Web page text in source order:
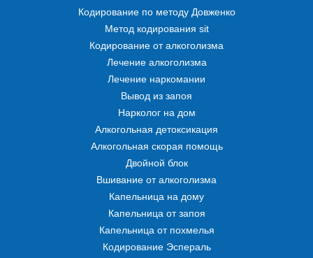
Кодирование по методу Довженко
Метод кодирования sit
Кодирование от алкоголизма
Лечение алкоголизма
Лечение наркомании
Вывод из запоя
Нарколог на дом
Алкогольная детоксикация
Алкогольная скорая помощь
Двойной блок
Вшивание от алкоголизма
Капельница на дому
Капельница от запоя
Капельница от похмелья
Кодирование Эспераль